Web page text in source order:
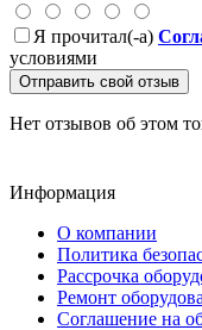
Я прочитал(-а)
условиями
Отправить свой отзыв
Нет отзывов об этом
Информация
О компании
Политика
Рассрочка
Ремонт
Соглашение на